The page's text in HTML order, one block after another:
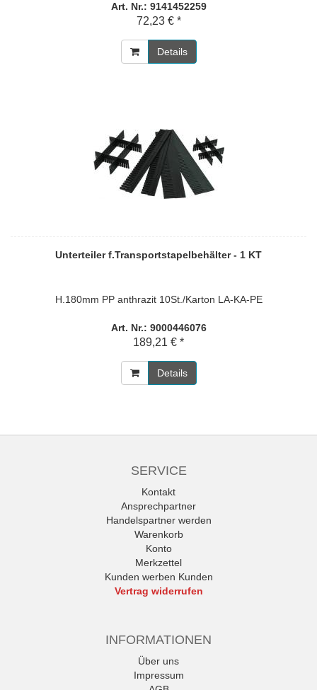
Art. Nr.: 9141452259
72,23 € *
Details
Unterteiler f.Transportstapelbehälter - 1 KT
H.180mm PP anthrazit 10St./Karton LA-KA-PE
Art. Nr.: 9000446076
189,21 € *
Details
SERVICE
Kontakt
Ansprechpartner
Handelspartner werden
Warenkorb
Konto
Merkzettel
Kunden werben Kunden
Vertrag widerrufen
INFORMATIONEN
Über uns
Impressum